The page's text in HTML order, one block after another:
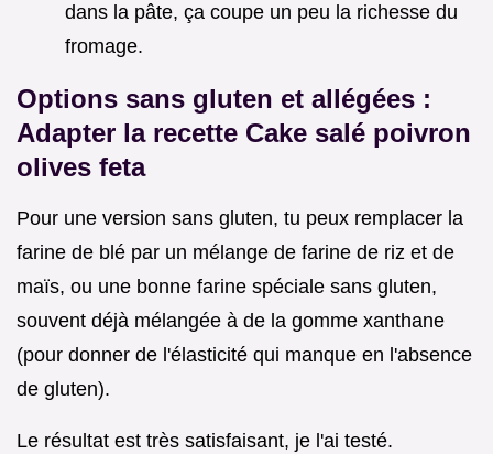
dans la pâte, ça coupe un peu la richesse du
fromage.
Options sans gluten et allégées :
Adapter la recette Cake salé poivron
olives feta
Pour une version sans gluten, tu peux remplacer la
farine de blé par un mélange de farine de riz et de
maïs, ou une bonne farine spéciale sans gluten,
souvent déjà mélangée à de la gomme xanthane
(pour donner de l'élasticité qui manque en l'absence
de gluten).
Le résultat est très satisfaisant, je l'ai testé.